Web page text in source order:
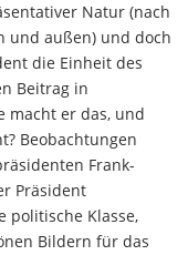
Natur (nach
und außen) und doch
die Einheit des
Beitrag in
macht er das, und
Beobachtungen
Frank-
Präsident
politische Klasse,
Bildern für das